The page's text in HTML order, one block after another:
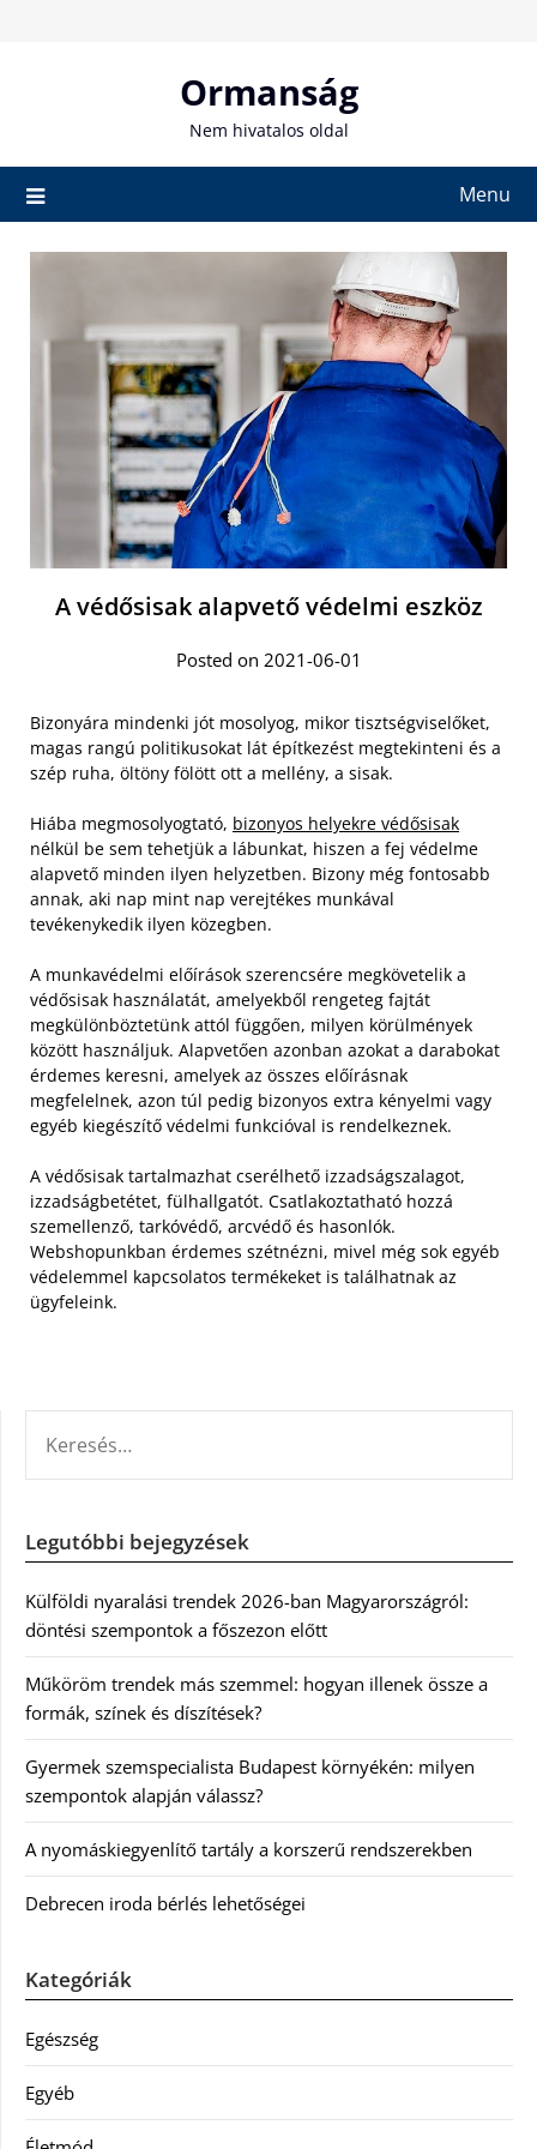
Ormanság
Nem hivatalos oldal
Menu
A védősisak alapvető védelmi eszköz
Posted on 2021-06-01
Bizonyára mindenki jót mosolyog, mikor tisztségviselőket,
magas rangú politikusokat lát építkezést megtekinteni és a
szép ruha, öltöny fölött ott a mellény, a sisak.
Hiába megmosolyogtató, bizonyos helyekre védősisak
nélkül be sem tehetjük a lábunkat, hiszen a fej védelme
alapvető minden ilyen helyzetben. Bizony még fontosabb
annak, aki nap mint nap verejtékes munkával
tevékenykedik ilyen közegben.
A munkavédelmi előírások szerencsére megkövetelik a
védősisak használatát, amelyekből rengeteg fajtát
megkülönböztetünk attól függően, milyen körülmények
között használjuk. Alapvetően azonban azokat a darabokat
érdemes keresni, amelyek az összes előírásnak
megfelelnek, azon túl pedig bizonyos extra kényelmi vagy
egyéb kiegészítő védelmi funkcióval is rendelkeznek.
A védősisak tartalmazhat cserélhető izzadságszalagot,
izzadságbetétet, fülhallgatót. Csatlakoztatható hozzá
szemellenző, tarkóvédő, arcvédő és hasonlók.
Webshopunkban érdemes szétnézni, mivel még sok egyéb
védelemmel kapcsolatos termékeket is találhatnak az
ügyfeleink.
Legutóbbi bejegyzések
Külföldi nyaralási trendek 2026-ban Magyarországról:
döntési szempontok a főszezon előtt
Műköröm trendek más szemmel: hogyan illenek össze a
formák, színek és díszítések?
Gyermek szemspecialista Budapest környékén: milyen
szempontok alapján válassz?
A nyomáskiegyenlítő tartály a korszerű rendszerekben
Debrecen iroda bérlés lehetőségei
Kategóriák
Egészség
Egyéb